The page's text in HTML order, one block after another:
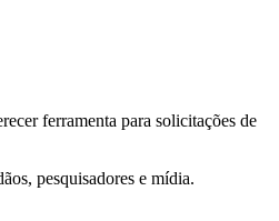
ferramenta para solicitações de
pesquisadores e mídia.